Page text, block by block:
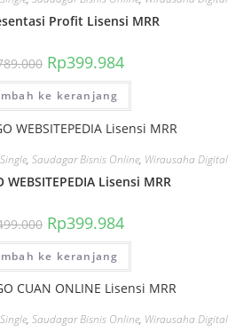
Profit Lisensi MRR
Harga
aslinya
adalah:
Rp789.000.
Rp399.984saat
ini
Rp399.984.
ke keranjang
, Saudagar Bisnis Online, Wirausaha Digital
WEBSITEPEDIA Lisensi MRR
Harga
aslinya
adalah:
Rp499.000.
Rp399.984saat
ini
Rp399.984.
ke keranjang
, Saudagar Bisnis Online, Wirausaha Digital